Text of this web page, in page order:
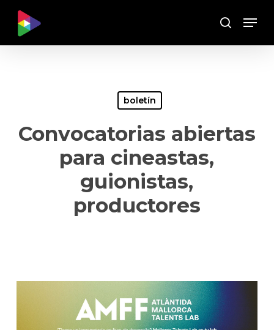
main
Buscar
Menu
boletín
Convocatorias abiertas
para cineastas,
guionistas,
productores